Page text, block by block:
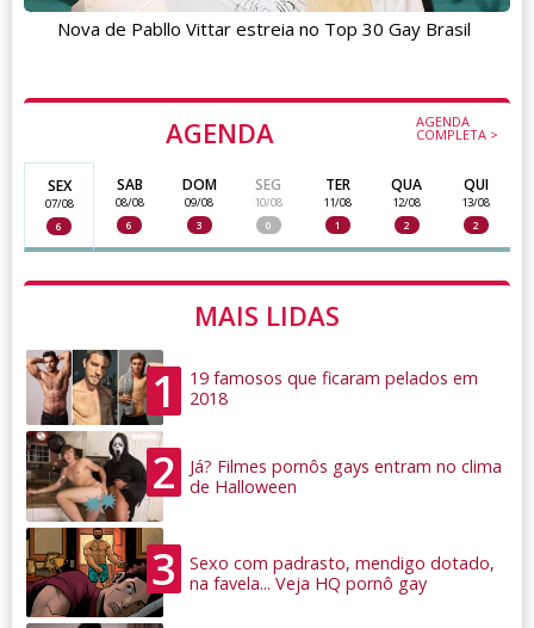
AGENDA AGENDA
COMPLETA >
SEX
07/08
6
SAB
08/08
6
DOM
09/08
3
SEG
10/08
0
TER
11/08
1
QUA
12/08
2
QUI
13/08
2
MAIS LIDAS
1
19 famosos que ficaram pelados em
2018
2
Já? Filmes pornôs gays entram no clima
de Halloween
3
Sexo com padrasto, mendigo dotado,
na favela... Veja HQ pornô gay
Nova de Pabllo Vittar estreia no Top 30 Gay Brasil